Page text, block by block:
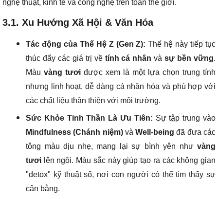
nghệ thuật, kinh tế và công nghệ trên toàn thế giới.
3.1. Xu Hướng Xã Hội & Văn Hóa
Tác động của Thế Hệ Z (Gen Z): Thế hệ này tiếp tục
thúc đẩy các giá trị về tính cá nhân vàsự bền vững.
Màu vàng tươi được xem là một lựa chọn trung tính
nhưng linh hoạt, dễ dàng cá nhân hóa và phù hợp với
các chất liệu thân thiện với môi trường.
Sức Khỏe Tinh Thần Là Ưu Tiên: Sự tập trung vào
Mindfulness (Chánh niệm)vàWell-being đã đưa các
tông màu dịu nhẹ, mang lại sự bình yên như vàng
tươi lên ngôi. Màu sắc này giúp tạo ra các không gian
"detox" kỹ thuật số, nơi con người có thể tìm thấy sự
cân bằng.